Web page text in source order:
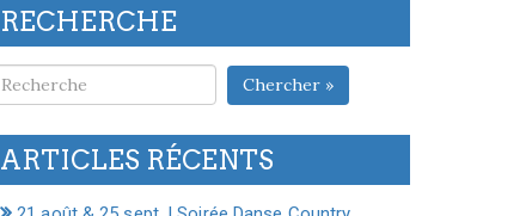
RECHERCHE
Chercher »
ARTICLES RÉCENTS